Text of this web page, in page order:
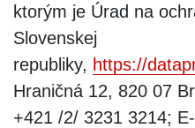
ktorým je Úrad na
Slovenskej
republiky, https://
Hraničná 12, 820 07
+421 /2/ 3231 3214; E-